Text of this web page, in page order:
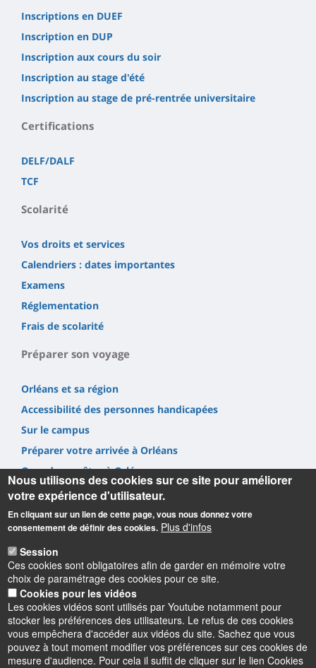
Inscriptions en DUEF
Inscription en DUP
Inscription aux cours du soir
Inscription au stage d'été
Inscription au stage de pré-rentrée universitaire
Certifications
DELF/DALF
TCF
Scolarité
Vos droits et services
Calendriers : dates importantes
Examens
Réglementation
Frais de scolarité
Préparer son voyage
Orléans et sa région
Accessibilité des personnes handicapées
Sur le campus
Préparer votre arrivée à Orléans
Quand vous êtes à Orléans
Informations
Institut de français de l’Université d’Orléans
10 rue de Tours – BP 46527
45065 Orléans cedex 2
France
Nous utilisons des cookies sur ce site pour améliorer
votre expérience d'utilisateur.
En cliquant sur un lien de cette page, vous nous donnez votre
consentement de définir des cookies. Plus d'infos
Session
Ces cookies sont obligatoires afin de garder en mémoire votre
choix de paramétrage des cookies pour ce site.
Cookies pour les vidéos
Les cookies vidéos sont utilisés par Youtube notamment pour
stocker les préférences des utilisateurs. Le refus de ces cookies
vous empêchera d'accéder aux vidéos du site. Sachez que vous
pouvez à tout moment modifier vos préférences sur ces cookies de
mesure d'audience. Pour cela il suffit de cliquer sur le lien Cookies